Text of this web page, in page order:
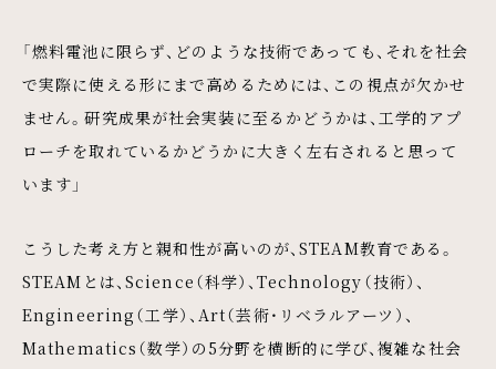
「燃料電池に限らず、どのような技術であっても、それを社会
で実際に使える形にまで高めるためには、この視点が欠かせ
ません。研究成果が社会実装に至るかどうかは、工学的アプ
ローチを取れているかどうかに大きく左右されると思って
います」
こうした考え方と親和性が高いのが、STEAM教育である。
STEAMとは、Science（科学）、Technology（技術）、
Engineering（工学）、Art（芸術・リベラルアーツ）、
Mathematics（数学）の5分野を横断的に学び、複雑な社会